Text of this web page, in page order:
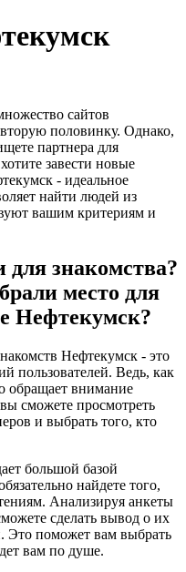
сайтов
половинку. Однако,
партнера для
завести новые
- идеальное
найти людей из
вашим критериям и
для знакомства?
место для
Нефтекумск?
Нефтекумск - это
пользователей. Ведь, как
обращает внимание
сможете просмотреть
и выбрать того, кто
большой базой
найдете того,
Анализируя анкеты
сделать вывод о их
Это поможет вам выбрать
вам по душе.